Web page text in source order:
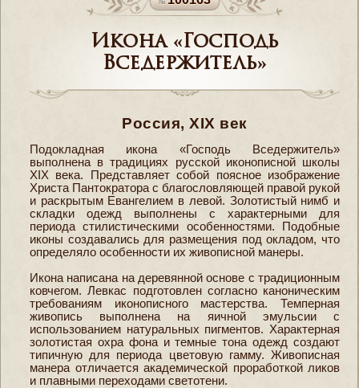
Икона «Господь
Вседержитель»
Россия, XIX век
Подокладная икона «Господь Вседержитель»
выполнена в традициях русской иконописной школы
XIX века. Представляет собой поясное изображение
Христа Пантократора с благословляющей правой рукой
и раскрытым Евангелием в левой. Золотистый нимб и
складки одежд выполнены с характерными для
периода стилистическими особенностями. Подобные
иконы создавались для размещения под окладом, что
определяло особенности их живописной манеры.
Икона написана на деревянной основе с традиционным
ковчегом. Левкас подготовлен согласно каноническим
требованиям иконописного мастерства. Темперная
живопись выполнена на яичной эмульсии с
использованием натуральных пигментов. Характерная
золотистая охра фона и темные тона одежд создают
типичную для периода цветовую гамму. Живописная
манера отличается академической проработкой ликов
и плавными переходами светотени.